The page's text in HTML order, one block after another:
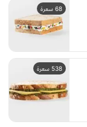
68 سعرة
538 سعرة